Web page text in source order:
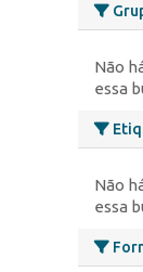
Não
essa
Não
essa